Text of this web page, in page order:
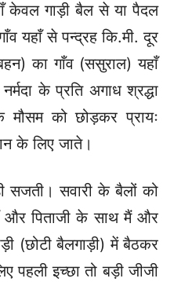
केवल गाड़ी बैल से या पैदल
यहाँ से पन्द्रह कि.मी. दूर
का गाँव (ससुराल) यहाँ
के प्रति अगाध श्रद्धा
को छोड़कर प्रायः
के लिए जाते।
सजती। सवारी के बैलों को
और पिताजी के साथ मैं और
(छोटी बैलगाड़ी) में बैठकर
पहली इच्छा तो बड़ी जीजी